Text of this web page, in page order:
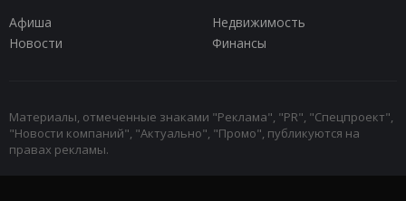
Афиша
Недвижимость
Новости
Финансы
Материалы, отмеченные знаками "Реклама", "PR", "Спецпроект",
"Новости компаний", "Актуально", "Промо", публикуются на
правах рекламы.